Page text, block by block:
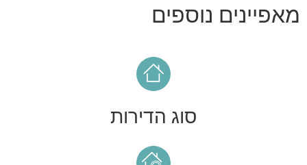
מאפיינים נוספים
סוג הדירות